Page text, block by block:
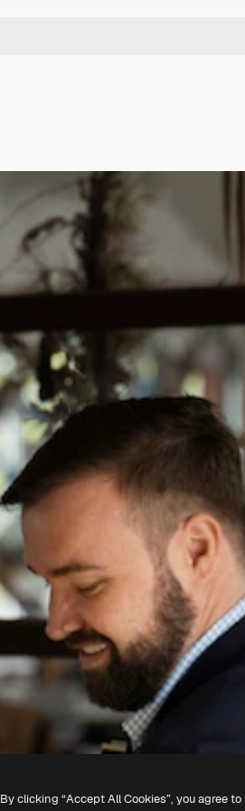
By clicking “Accept All Cookies”, you agree